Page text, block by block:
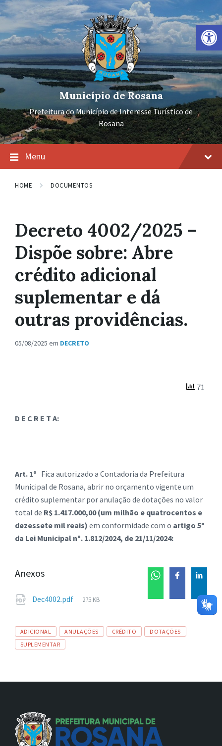
Barra de Ferramentas Aberta
Ir
para
conteúdo
Pular
para
navegação
principal
Pular
para
rodapé
Município de Rosana
Prefeitura do Município de Interesse Turístico de
Rosana
Menu
HOME DOCUMENTOS
Decreto 4002/2025 –
Dispõe sobre: Abre
crédito adicional
suplementar e dá
outras providências.
05/08/2025 em DECRETO
71
D E C R E T A:
Art. 1º Fica autorizado a Contadoria da Prefeitura
Municipal de Rosana, abrir no orçamento vigente um
crédito suplementar por anulação de dotações no valor
total de R$ 1.417.000,00 (um milhão e quatrocentos e
dezessete mil reais) em conformidade com o artigo 5º
da Lei Municipal nº. 1.812/2024, de 21/11/2024:
Anexos
Dec4002.pdf
Tamanho
275 KB
Tags
ADICIONAL ANULAÇÕES CRÉDITO
DOTAÇÕES
SUPLEMENTAR